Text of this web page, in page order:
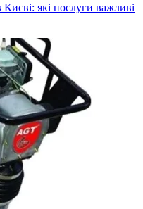
які послуги важливі